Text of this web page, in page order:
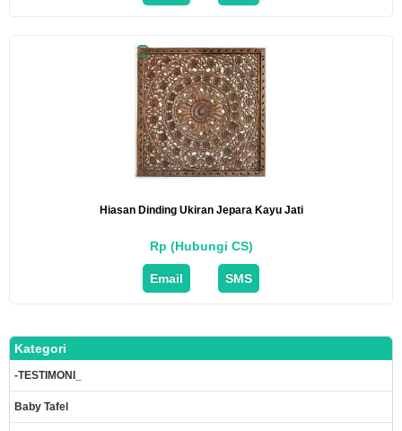
Hiasan Dinding Ukiran Jepara Kayu Jati
Rp (Hubungi CS)
Email SMS
Kategori
-TESTIMONI_
Baby Tafel